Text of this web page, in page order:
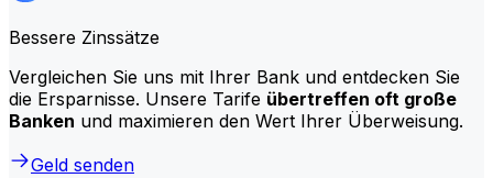
Bessere Zinssätze
Vergleichen Sie uns mit Ihrer Bank und entdecken Sie
die Ersparnisse. Unsere Tarife übertreffen oft große
Banken und maximieren den Wert Ihrer Überweisung.
Geld senden